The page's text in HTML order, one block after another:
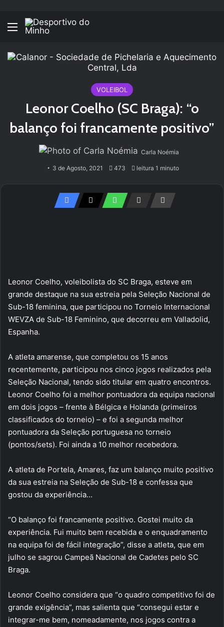
Menu
VOLEIBOL
Leonor Coelho (SC Braga): “o
balanço foi francamente positivo”
Carla Noémia
3 de Agosto, 2021 473 leitura 1 minuto
Leonor Coelho, voleibolista do SC Braga, esteve em
grande destaque na sua estreia pela Seleção Nacional de
Sub-18 feminina, que participou no Torneio Internacional
WEVZA de Sub-18 Feminino, que decorreu em Valladolid,
Espanha.
A atleta amarense, que completou os 15 anos
recentemente, participou nos cinco jogos realizados pela
Seleção Nacional, tendo sido titular em quatro encontros.
Leonor Coelho foi a melhor pontuadora da equipa nacional
em dois jogos – frente à Bélgica e Holanda (primeiros
classificados do torneio) – e foi a segunda melhor
pontuadora da Seleção portuguesa no torneio
(pontos/sets). Foi ainda a 10 melhor recebedora.
A atleta de Portela, Amares, faz um balanço muito positivo
da sua estreia na Seleção de Sub-18 e confessa que
gostou da experiência…
“O balanço foi francamente positivo. Gostei muito da
experiência. Fui muito bem recebida e o enquadramento
na equipa foi de fácil integração”, disse a atleta, que em
julho se sagrou Campeã Nacional de Cadetes pelo SC
Braga.
Leonor Coelho considera que “o quadro competitivo foi de
grande exigência”, mas salienta que “consegui estar e
integrar-me bem, nomeadamente, nos jogos contra a